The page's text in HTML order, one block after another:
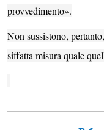
provvedimento».
Non sussistono, pertanto,
siffatta misura quale